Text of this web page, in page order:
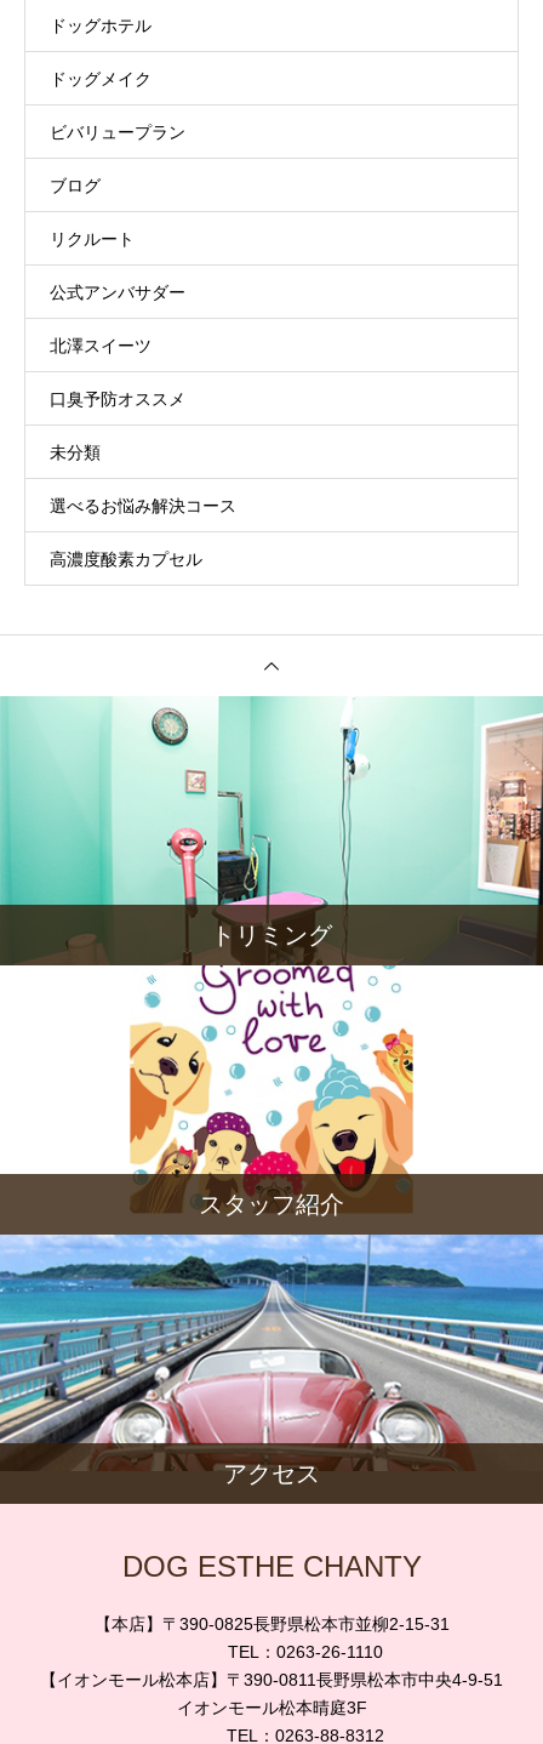
ドッグホテル
ドッグメイク
ビバリュープラン
ブログ
リクルート
公式アンバサダー
北澤スイーツ
口臭予防オススメ
未分類
選べるお悩み解決コース
高濃度酸素カプセル
トリミング
スタッフ紹介
アクセス
DOG ESTHE CHANTY
【本店】〒390-0825長野県松本市並柳2-15-31
TEL：0263-26-1110
【イオンモール松本店】〒390-0811長野県松本市中央4-9-51
イオンモール松本晴庭3F
TEL：0263-88-8312